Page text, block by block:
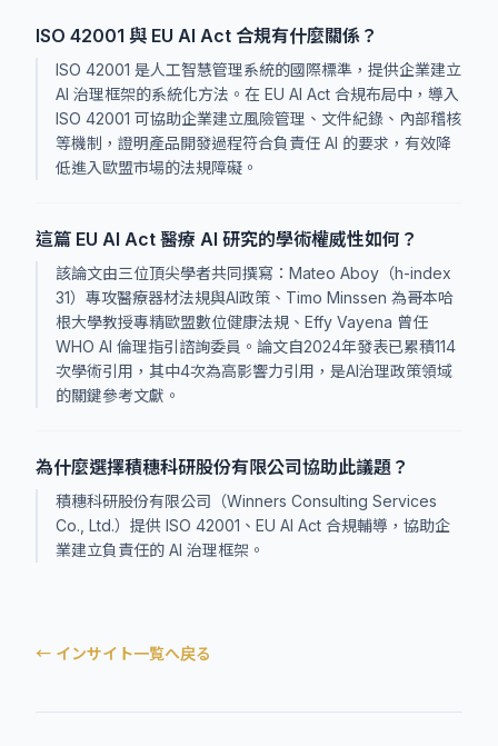
ISO 42001 與 EU AI Act 合規有什麼關係？
ISO 42001 是人工智慧管理系統的國際標準，提供企業建立
AI 治理框架的系統化方法。在 EU AI Act 合規布局中，導入
ISO 42001 可協助企業建立風險管理、文件紀錄、內部稽核
等機制，證明產品開發過程符合負責任 AI 的要求，有效降
低進入歐盟市場的法規障礙。
這篇 EU AI Act 醫療 AI 研究的學術權威性如何？
該論文由三位頂尖學者共同撰寫：Mateo Aboy（h-index
31）專攻醫療器材法規與AI政策、Timo Minssen 為哥本哈
根大學教授專精歐盟數位健康法規、Effy Vayena 曾任
WHO AI 倫理指引諮詢委員。論文自2024年發表已累積114
次學術引用，其中4次為高影響力引用，是AI治理政策領域
的關鍵參考文獻。
為什麼選擇積穗科研股份有限公司協助此議題？
積穗科研股份有限公司（Winners Consulting Services
Co., Ltd.）提供 ISO 42001、EU AI Act 合規輔導，協助企
業建立負責任的 AI 治理框架。
← インサイト一覧へ戻る